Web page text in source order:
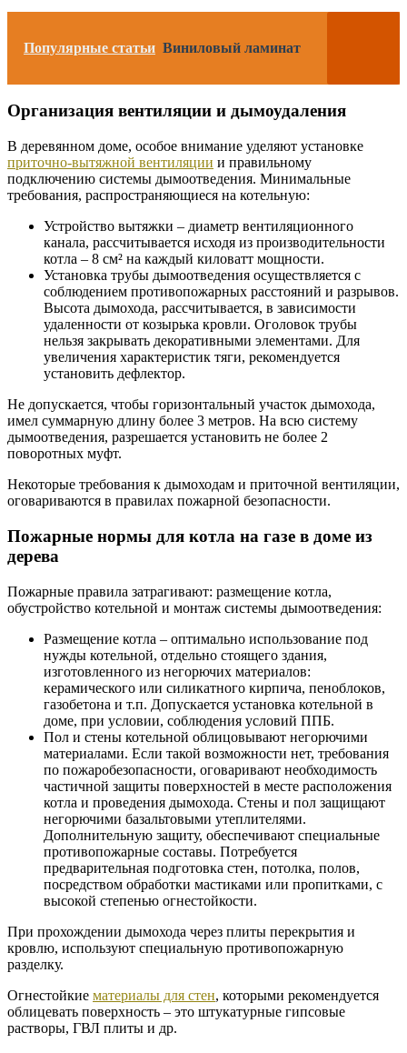
Популярные статьи Виниловый ламинат
Организация вентиляции и дымоудаления
В деревянном доме, особое внимание уделяют установке
приточно-вытяжной вентиляции и правильному
подключению системы дымоотведения. Минимальные
требования, распространяющиеся на котельную:
Устройство вытяжки – диаметр вентиляционного
канала, рассчитывается исходя из производительности
котла – 8 см² на каждый киловатт мощности.
Установка трубы дымоотведения осуществляется с
соблюдением противопожарных расстояний и разрывов.
Высота дымохода, рассчитывается, в зависимости
удаленности от козырька кровли. Оголовок трубы
нельзя закрывать декоративными элементами. Для
увеличения характеристик тяги, рекомендуется
установить дефлектор.
Не допускается, чтобы горизонтальный участок дымохода,
имел суммарную длину более 3 метров. На всю систему
дымоотведения, разрешается установить не более 2
поворотных муфт.
Некоторые требования к дымоходам и приточной вентиляции,
оговариваются в правилах пожарной безопасности.
Пожарные нормы для котла на газе в доме из
дерева
Пожарные правила затрагивают: размещение котла,
обустройство котельной и монтаж системы дымоотведения:
Размещение котла – оптимально использование под
нужды котельной, отдельно стоящего здания,
изготовленного из негорючих материалов:
керамического или силикатного кирпича, пеноблоков,
газобетона и т.п. Допускается установка котельной в
доме, при условии, соблюдения условий ППБ.
Пол и стены котельной облицовывают негорючими
материалами. Если такой возможности нет, требования
по пожаробезопасности, оговаривают необходимость
частичной защиты поверхностей в месте расположения
котла и проведения дымохода. Стены и пол защищают
негорючими базальтовыми утеплителями.
Дополнительную защиту, обеспечивают специальные
противопожарные составы. Потребуется
предварительная подготовка стен, потолка, полов,
посредством обработки мастиками или пропитками, с
высокой степенью огнестойкости.
При прохождении дымохода через плиты перекрытия и
кровлю, используют специальную противопожарную
разделку.
Огнестойкие материалы для стен, которыми рекомендуется
облицевать поверхность – это штукатурные гипсовые
растворы, ГВЛ плиты и др.